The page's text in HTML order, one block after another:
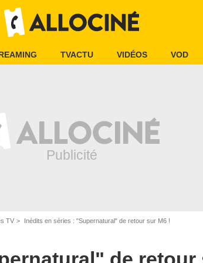
TVACTU VIDÉOS VOD
TV Inédits en séries : "Supernatural" de retour sur M6 !